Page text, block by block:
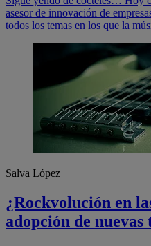
asesor de innovación de
todos los temas en los que la
Salva López
¿Rockvolución en
adopción de nuevas